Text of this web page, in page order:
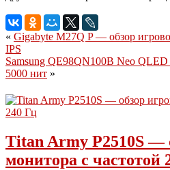
« Gigabyte M27Q P — обзор
IPS
Samsung QE98QN100B Neo
5000 нит »
Titan Army P2510S —
монитора с частотой